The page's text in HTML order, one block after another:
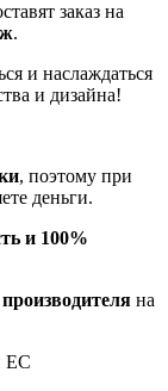
заказ на
.
и наслаждаться
и дизайна!
, поэтому при
деньги.
и 100%
на
ЕС